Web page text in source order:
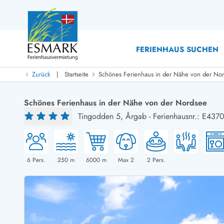
FERIENHAUS SUCHEN
Last Minute
Last Minute
Neu bei uns!
Neue Ferienhäuser bei ESMARKFerienhäuser mit PoolFerienhäuser
Neurenovierte Ferienhäuser
Ferienhäuser mit Endreinigung inklusive
Ferienhäuser dicht am Strand
Ferienhäuser neu gebaut
Ferienhäuser mit Sauna
Ferienhäuser Nicht-Raucher
Ferienhäuser mit Aussicht
Zurück | Startseite Schönes Ferienhaus in der Nähe von der
Schönes Ferienhaus in der Nähe von der Nordsee
Tingodden 5, Årgab - Ferienhausnr.: E4370
6Pers. 250 m 6000m Max 2 2Pers.